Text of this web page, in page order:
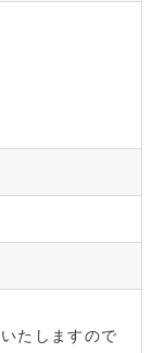
たしますので